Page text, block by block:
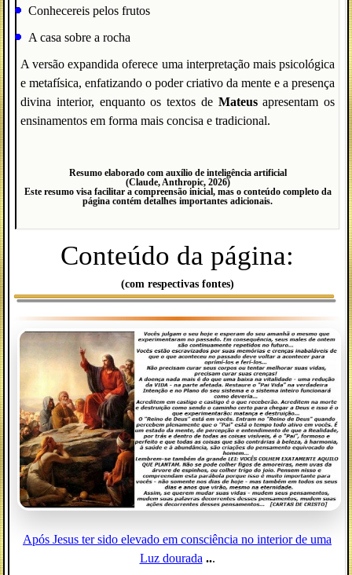
Conhecereis pelos frutos
A casa sobre a rocha
A versão expandida oferece uma interpretação mais psicológica
e metafísica, enfatizando o poder criativo da mente e a presença
divina interior, enquanto os textos de Mateusapresentam os
ensinamentos em forma mais concisa e tradicional.
Resumo elaborado com auxílio de inteligência artificial
(Claude, Anthropic, 2026)
Este resumo visa facilitar a compreensão inicial, mas o conteúdo completo da
página contém detalhes importantes adicionais.
Conteúdo da página:
(com respectivas fontes)
Após Jesus ter sido elevado em consciência no interior de uma
Luz dourada ...